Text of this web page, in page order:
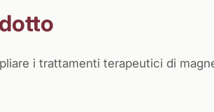
i trattamenti terapeutici di